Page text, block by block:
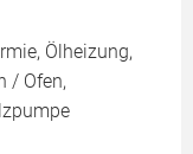
Ölheizung,
/ Ofen,